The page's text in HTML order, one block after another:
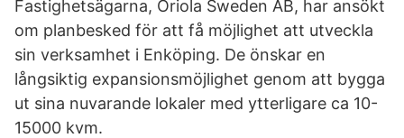
Fastighetsägarna, Oriola Sweden AB, har ansökt
om planbesked för att få möjlighet att utveckla
sin verksamhet i Enköping. De önskar en
långsiktig expansionsmöjlighet genom att bygga
ut sina nuvarande lokaler med ytterligare ca 10-
15000 kvm.